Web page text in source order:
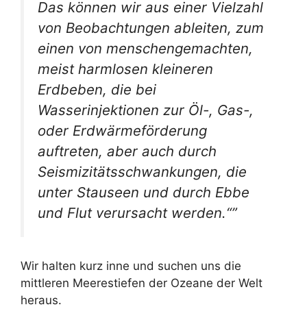
Das können wir aus einer Vielzahl
von Beobachtungen ableiten, zum
einen von menschengemachten,
meist harmlosen kleineren
Erdbeben, die bei
Wasserinjektionen zur Öl-, Gas-,
oder Erdwärmeförderung
auftreten, aber auch durch
Seismizitätsschwankungen, die
unter Stauseen und durch Ebbe
und Flut verursacht werden.“”
Wir halten kurz inne und suchen uns die
mittleren Meerestiefen der Ozeane der Welt
heraus.